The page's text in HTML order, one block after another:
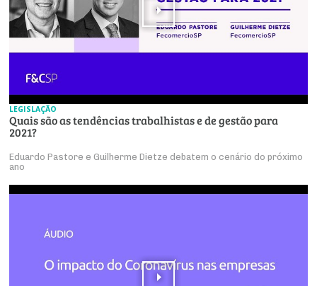
LEGISLAÇÃO
Quais são as tendências trabalhistas e de gestão para
2021?
Eduardo Pastore e Guilherme Dietze debatem o cenário do próximo
ano